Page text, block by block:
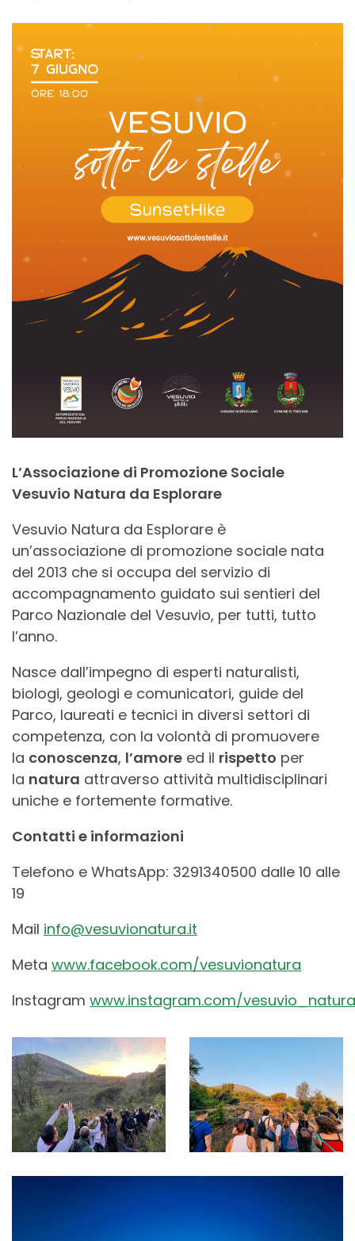
L’Associazione di Promozione Sociale
Vesuvio Natura da Esplorare
Vesuvio Natura da Esplorare è
un’associazione di promozione sociale nata
del 2013 che si occupa del servizio di
accompagnamento guidato sui sentieri del
Parco Nazionale del Vesuvio, per tutti, tutto
l’anno.
Nasce dall’impegno di esperti naturalisti,
biologi, geologi e comunicatori, guide del
Parco, laureati e tecnici in diversi settori di
competenza, con la volontà di promuovere
la conoscenza, l’amore ed il rispetto per
la natura attraverso attività multidisciplinari
uniche e fortemente formative.
Contatti e informazioni
Telefono e WhatsApp: 3291340500 dalle 10 alle
19
Mail info@vesuvionatura.it
Meta www.facebook.com/vesuvionatura
Instagram www.instagram.com/vesuvio_natura